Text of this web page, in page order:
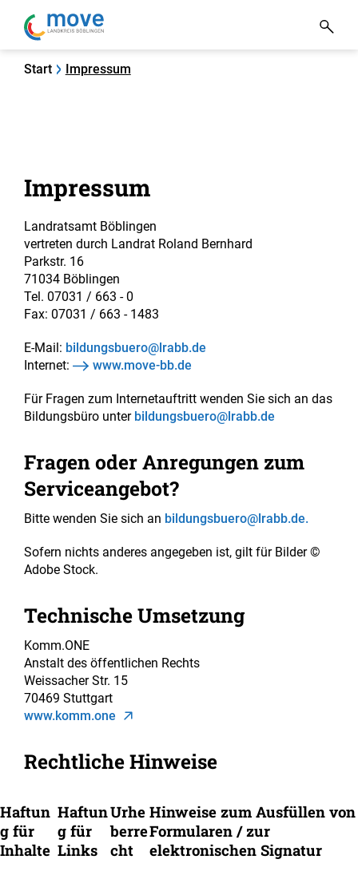
Start Impressum
Impressum
Landratsamt Böblingen
vertreten durch Landrat Roland Bernhard
Parkstr. 16
71034 Böblingen
Tel. 07031 / 663 - 0
Fax: 07031 / 663 - 1483
E-Mail: bildungsbuero@lrabb.de
Internet:
www.move-bb.de
Für Fragen zum Internetauftritt wenden Sie sich an das
Bildungsbüro unter bildungsbuero@lrabb.de
Fragen oder Anregungen zum
Serviceangebot?
Bitte wenden Sie sich an bildungsbuero@lrabb.de.
Sofern nichts anderes angegeben ist, gilt für Bilder ©
Adobe Stock.
Technische Umsetzung
Komm.ONE
Anstalt des öffentlichen Rechts
Weissacher Str. 15
70469 Stuttgart
www.komm.one
Rechtliche Hinweise
Haftun
g für
Inhalte
Haftun
g für
Links
Urhe
berre
cht
Hinweise zum Ausfüllen von
Formularen / zur
elektronischen Signatur